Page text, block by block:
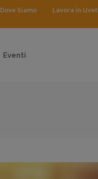
Dove Siamo Lavora in Uvet
Eventi